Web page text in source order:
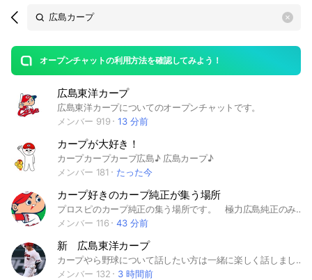
Search
OpenChats
messages
search
area
オープンチャットの利用方法を確認してみよう！
open
広島東洋カープ
広島東洋カープについてのオープンチャットです。
メンバー 919
13 分前
カープが大好き！
カープカープカープ広島♪ 広島カープ♪
メンバー 181
たった今
カープ好きのカープ純正が集う場所
プロスピのカープ純正の集う場所です。 極力広島純正のみ参加して欲しいです。初心者でも大歓迎、どんなことでも相談に乗れます。＃カープ ＃プロスピ
メンバー 116
43 分前
新 広島東洋カープ
カープやら野球について話したい方は一緒に楽しく話しましょう！ オフシーズンは野球以外のことを語り合ってもいいですよ〜笑笑
メンバー 132
3 時間前